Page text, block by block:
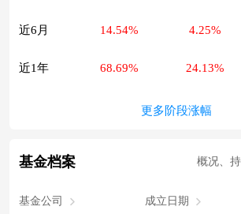
近6月 14.54% 4.25%
近1年 68.69% 24.13%
更多阶段涨幅
基金档案 概况、
基金公司 成立日期